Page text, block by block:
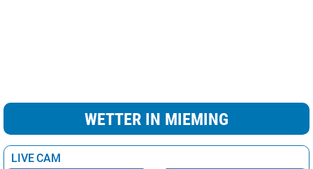
WETTER IN MIEMING
LIVE CAM